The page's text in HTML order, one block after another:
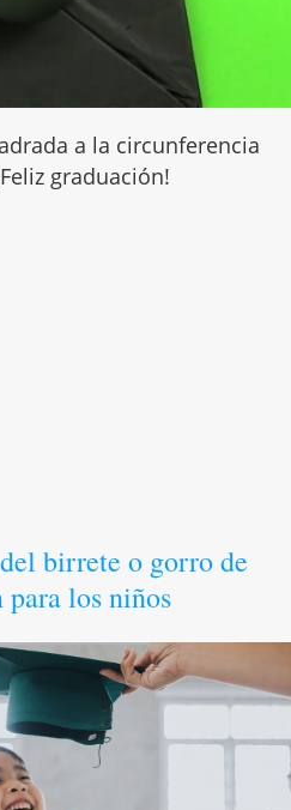
a la circunferencia
graduación!
birrete o gorro de
para los niños